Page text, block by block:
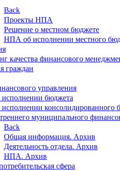
Back
Проекты НПА
Решение о местном бюджете
НПА об исполнении местного
качества финансового
граждан
управления
бюджета
консолидированного
муниципального
Back
Общая информация. Архив
Деятельность отдела. Архив
НПА. Архив
сфера